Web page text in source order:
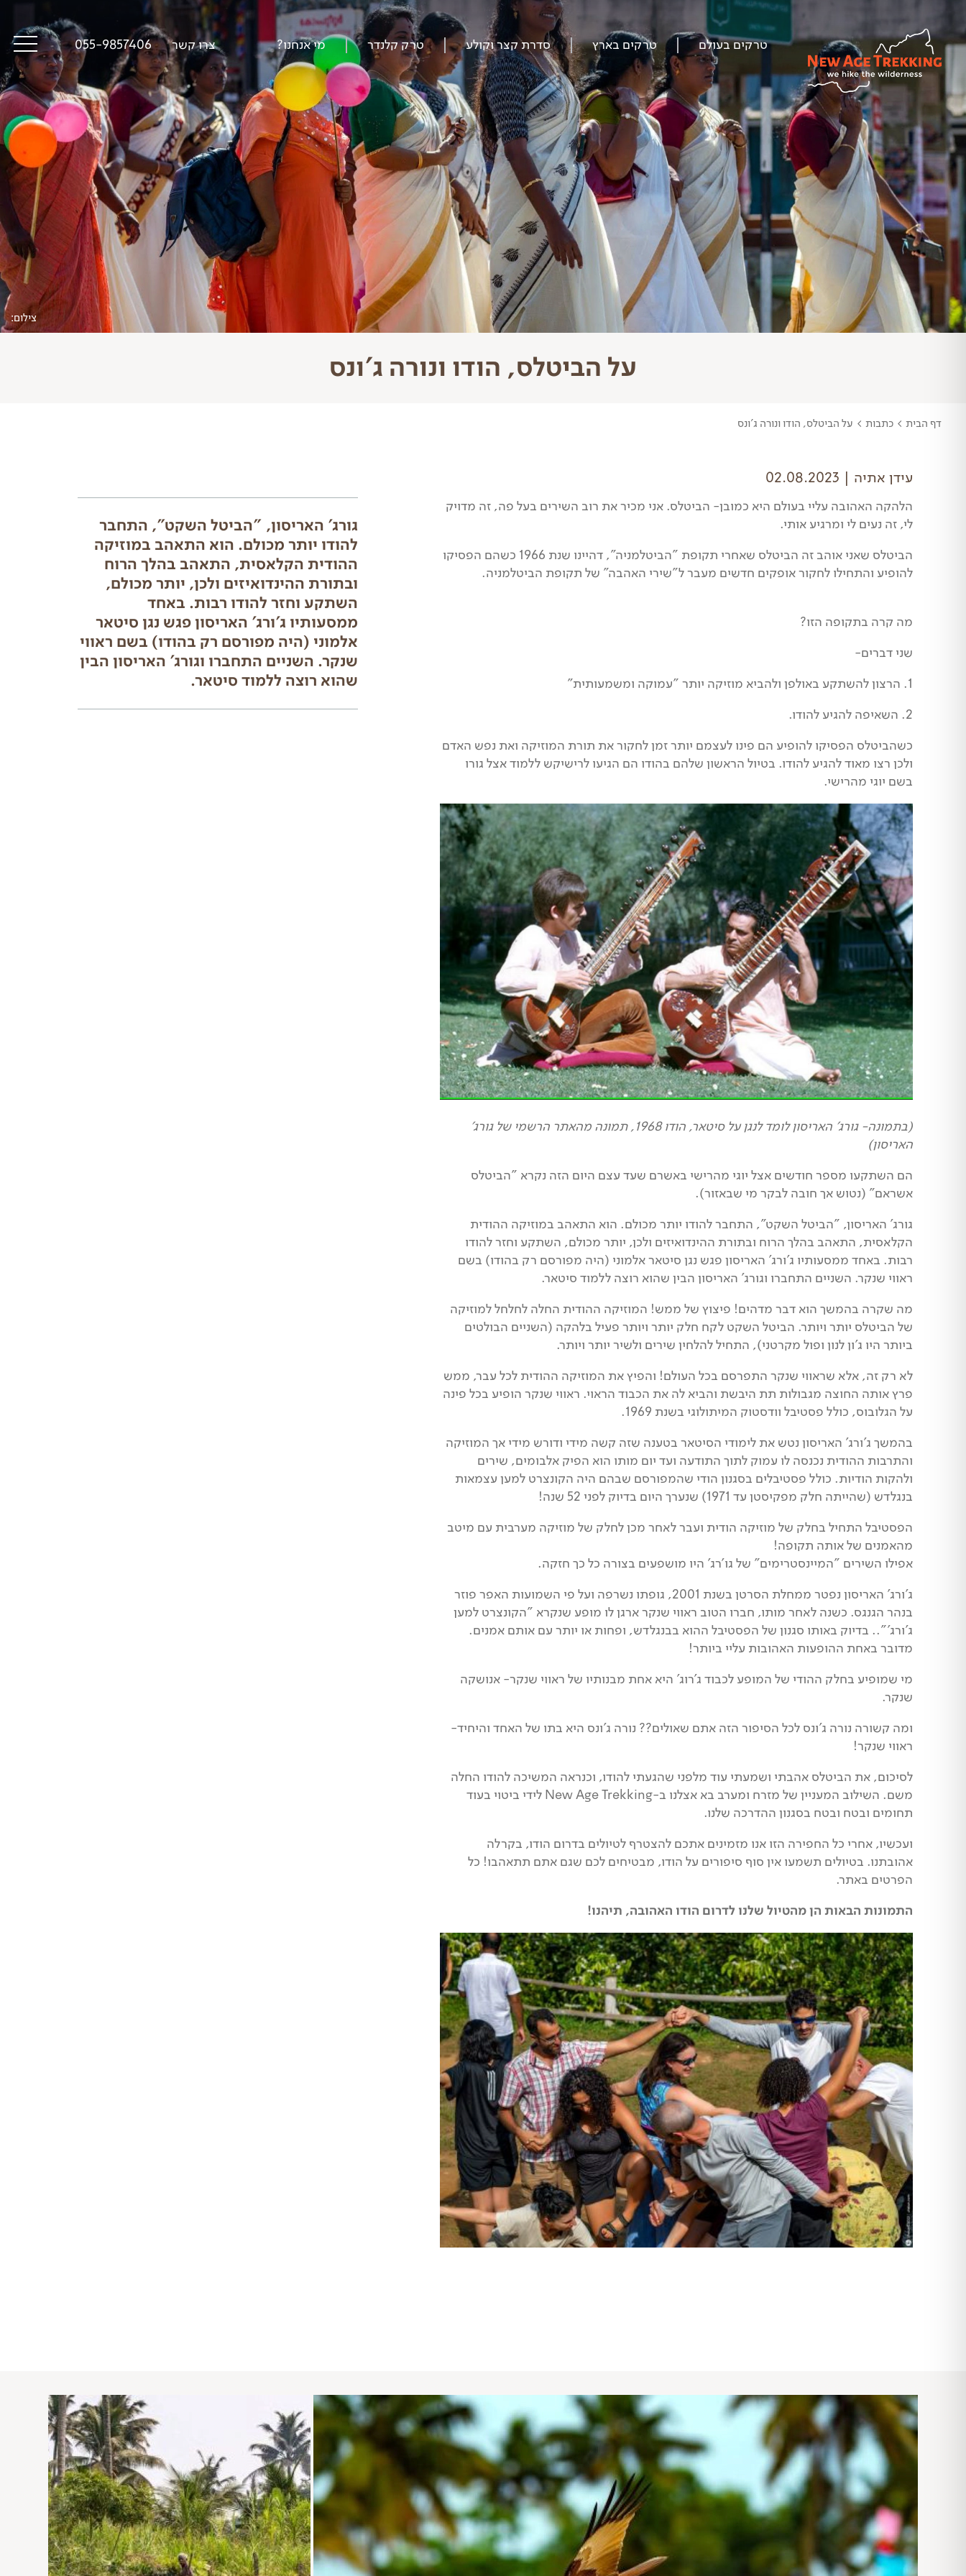
טרקים בעולם טרקים בארץ סדרת קצר וקולע טרק קלנדר מי אנחנו? צרו קשר 055-9857406
סיפורי דרך
פודקאסט טראק טוק
תקנון
צילום:
על הביטלס, הודו ונורה ג'ונס
דף הבית > כתבות > על הביטלס, הודו ונורה ג'ונס
עידן אתיה | 02.08.2023
גורג' האריסון, "הביטל השקט", התחבר
להודו יותר מכולם. הוא התאהב במוזיקה
ההודית הקלאסית, התאהב בהלך הרוח
ובתורת ההינדואיזים ולכן, יותר מכולם,
השתקע וחזר להודו רבות. באחד
ממסעותיו ג'ורג' האריסון פגש נגן סיטאר
אלמוני (היה מפורסם רק בהודו) בשם ראווי
שנקר. השניים התחברו וגורג' האריסון הבין
שהוא רוצה ללמוד סיטאר.
הלהקה האהובה עליי בעולם היא כמובן- הביטלס. אני מכיר את רוב השירים בעל פה, זה מדויק
לי, זה נעים לי ומרגיע אותי.
הביטלס שאני אוהב זה הביטלס שאחרי תקופת "הביטלמניה", דהיינו שנת 1966 כשהם הפסיקו
להופיע והתחילו לחקור אופקים חדשים מעבר ל"שירי האהבה" של תקופת הביטלמניה.
מה קרה בתקופה הזו?
שני דברים-
1. הרצון להשתקע באולפן ולהביא מוזיקה יותר "עמוקה ומשמעותית"
2. השאיפה להגיע להודו.
כשהביטלס הפסיקו להופיע הם פינו לעצמם יותר זמן לחקור את תורת המוזיקה ואת נפש האדם
ולכן רצו מאוד להגיע להודו. בטיול הראשון שלהם בהודו הם הגיעו לרישיקש ללמוד אצל גורו
בשם יוגי מהרישי.
(בתמונה- גורג' האריסון לומד לנגן על סיטאר, הודו 1968, תמונה מהאתר הרשמי של גורג'
האריסון)
הם השתקעו מספר חודשים אצל יוגי מהרישי באשרם שעד עצם היום הזה נקרא "הביטלס
אשראם" (נטוש אך חובה לבקר מי שבאזור).
גורג' האריסון, "הביטל השקט", התחבר להודו יותר מכולם. הוא התאהב במוזיקה ההודית
הקלאסית, התאהב בהלך הרוח ובתורת ההינדואיזים ולכן, יותר מכולם, השתקע וחזר להודו
רבות. באחד ממסעותיו ג'ורג' האריסון פגש נגן סיטאר אלמוני (היה מפורסם רק בהודו) בשם
ראווי שנקר. השניים התחברו וגורג' האריסון הבין שהוא רוצה ללמוד סיטאר.
מה שקרה בהמשך הוא דבר מדהים! פיצוץ של ממש! המוזיקה ההודית החלה לחלחל למוזיקה
של הביטלס יותר ויותר. הביטל השקט לקח חלק יותר ויותר פעיל בלהקה (השניים הבולטים
ביותר היו ג'ון לנון ופול מקרטני), התחיל להלחין שירים ולשיר יותר ויותר.
לא רק זה, אלא שראווי שנקר התפרסם בכל העולם! והפיץ את המוזיקה ההודית לכל עבר, ממש
פרץ אותה החוצה מגבולות תת היבשת והביא לה את הכבוד הראוי. ראווי שנקר הופיע בכל פינה
על הגלובוס, כולל פסטיבל וודסטוק המיתולוגי בשנת 1969.
בהמשך ג'ורג' האריסון נטש את לימודי הסיטאר בטענה שזה קשה מידי ודורש מידי אך המוזיקה
והתרבות ההודית נכנסה לו עמוק לתוך התודעה ועד יום מותו הוא הפיק אלבומים, שירים
ולהקות הודיות. כולל פסטיבלים בסגנון הודי שהמפורסם שבהם היה הקונצרט למען עצמאות
בנגלדש (שהייתה חלק מפקיסטן עד 1971) שנערך היום בדיוק לפני 52 שנה!
הפסטיבל התחיל בחלק של מוזיקה הודית ועבר לאחר מכן לחלק של מוזיקה מערבית עם מיטב
מהאמנים של אותה תקופה!
אפילו השירים "המיינסטרימים" של גו'רג' היו מושפעים בצורה כל כך חזקה.
ג'ורג' האריסון נפטר ממחלת הסרטן בשנת 2001, גופתו נשרפה ועל פי השמועות האפר פוזר
בנהר הגנגס. כשנה לאחר מותו, חברו הטוב ראווי שנקר ארגן לו מופע שנקרא "הקונצרט למען
ג'ורג'".. בדיוק באותו סגנון של הפסטיבל ההוא בבנגלדש, ופחות או יותר עם אותם אמנים.
מדובר באחת ההופעות האהובות עליי ביותר!
מי שמופיע בחלק ההודי של המופע לכבוד ג'רוג' היא אחת מבנותיו של ראווי שנקר- אנושקה
שנקר.
ומה קשורה נורה ג'ונס לכל הסיפור הזה אתם שאולים?? נורה ג'ונס היא בתו של האחד והיחיד-
ראווי שנקר!
לסיכום, את הביטלס אהבתי ושמעתי עוד מלפני שהגעתי להודו, וכנראה המשיכה להודו החלה
משם. השילוב המעניין של מזרח ומערב בא אצלנו ב-New Age Trekking לידי ביטוי בעוד
תחומים ובטח ובטח בסגנון ההדרכה שלנו.
ועכשיו, אחרי כל החפירה הזו אנו מזמינים אתכם להצטרף לטיולים בדרום הודו, בקרלה
אהובתנו. בטיולים תשמעו אין סוף סיפורים על הודו, מבטיחים לכם שגם אתם תתאהבו! כל
הפרטים באתר.
התמונות הבאות הן מהטיול שלנו לדרום הודו האהובה, תיהנו!